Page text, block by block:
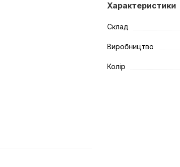
Характеристики
Склад
Виробництво
Колір